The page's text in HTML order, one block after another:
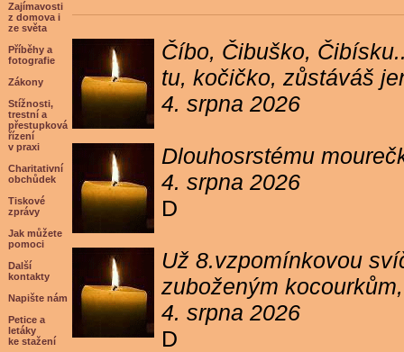
Zajímavosti
z domova i
ze světa
Příběhy a
fotografie
Zákony
Stížnosti,
trestní a
přestupková
řízení
v praxi
Charitativní
obchůdek
Tiskové
zprávy
Jak můžete
pomoci
Další
kontakty
Napište nám
Petice a
letáky
ke stažení
Číbo, Čibuško,
tu, kočičko, zůstáváš
4. srpna 2026
Dlouhosrstému
4. srpna 2026
D
Už 8.vzpomínkovou
zuboženým
4. srpna 2026
D